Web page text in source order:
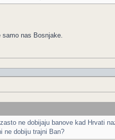
nas Bosnjake.
ne dobijaju banove kad Hrvati
ne dobiju trajni Ban?